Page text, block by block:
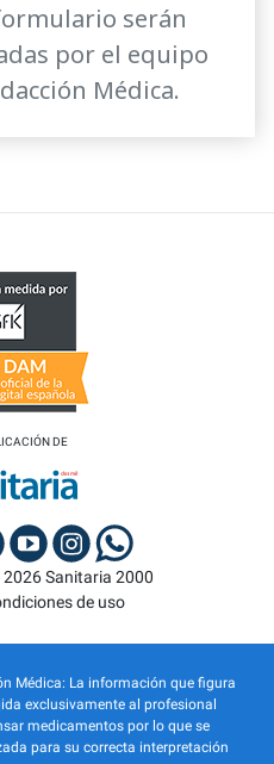
serán
por el equipo
Médica.
DE
Sanitaria 2000
de uso
Médica: La información que figura
exclusivamente al profesional
medicamentos por lo que se
para su correcta interpretación